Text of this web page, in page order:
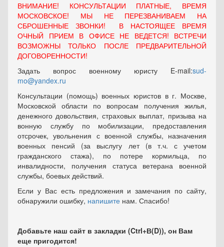
ВНИМАНИЕ! КОНСУЛЬТАЦИИ ПЛАТНЫЕ, ВРЕМЯ
МОСКОВСКОЕ! МЫ НЕ ПЕРЕЗВАНИВАЕМ НА
СБРОШЕННЫЕ ЗВОНКИ! В НАСТОЯЩЕЕ ВРЕМЯ
ОЧНЫЙ ПРИЕМ В ОФИСЕ НЕ ВЕДЕТСЯ! ВСТРЕЧИ
ВОЗМОЖНЫ ТОЛЬКО ПОСЛЕ ПРЕДВАРИТЕЛЬНОЙ
ДОГОВОРЕННОСТИ!
Задать вопрос военному юристу E-mail:sud-
mo@yandex.ru
Консультации (помощь) военных юристов в г. Москве,
Московской области по вопросам получения жилья,
денежного довольствия, страховых выплат, призыва на
вонную службу по мобилизации, предоставления
отсрочек, увольнения с военной службы, назначения
военных пенсий (за выслугу лет (в т.ч. с учетом
гражданского стажа), по потере кормильца, по
инвалидности, получения статуса ветерана военной
службы, боевых действий.
Если у Вас есть предложения и замечания по сайту,
обнаружили ошибку, напишите нам. Спасибо!
Добавьте наш сайт в закладки (Ctrl+В(D)), он Вам
еще пригодится!